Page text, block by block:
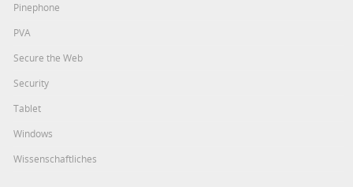
Pinephone
PVA
Secure the Web
Security
Tablet
Windows
Wissenschaftliches